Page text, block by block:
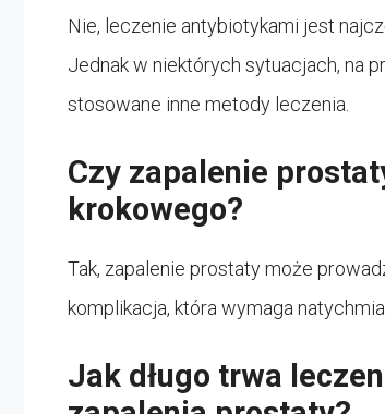
Nie, leczenie antybiotykami jest
Jednak w niektórych sytuacjach, na
stosowane inne metody leczenia.
Czy zapalenie
krokowego?
Tak, zapalenie prostaty może
komplikacja, która wymaga
Jak długo trwa